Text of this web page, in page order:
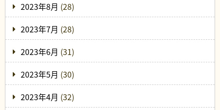
2023年8月 (28)
2023年7月 (28)
2023年6月 (31)
2023年5月 (30)
2023年4月 (32)